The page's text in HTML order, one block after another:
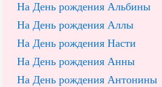
На День рождения Альбины
На День рождения Аллы
На День рождения Насти
На День рождения Анны
На День рождения Антонины